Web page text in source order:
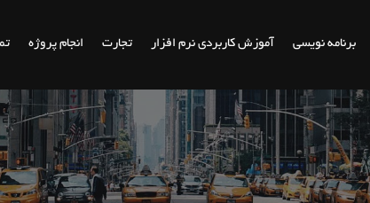
برنامه نویسی آموزش کاربردی نرم افزار تجارت انجام پروژه